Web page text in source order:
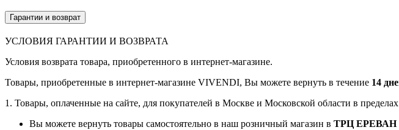
Гарантии и возврат
УСЛОВИЯ ГАРАНТИИ И ВОЗВРАТА
Условия возврата товара, приобретенного в интернет-магазине.
Товары, приобретенные в интернет-магазине VIVENDI, Вы можете вернуть в течение 14
1. Товары, оплаченные на сайте, для покупателей в Москве и Московской области в
Вы можете вернуть товары самостоятельно в наш розничный магазин в ТРЦ ЕРЕВАН